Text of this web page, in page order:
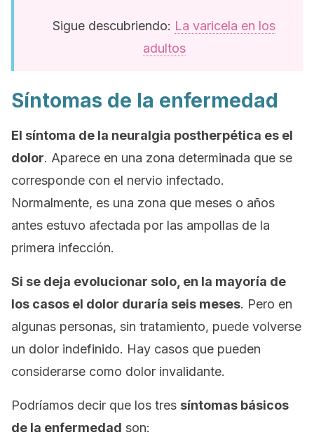
Sigue descubriendo: La varicela en los
adultos
Síntomas de la enfermedad
El síntoma de la neuralgia postherpética es el
dolor. Aparece en una zona determinada que se
corresponde con el nervio infectado.
Normalmente, es una zona que meses o años
antes estuvo afectada por las ampollas de la
primera infección.
Si se deja evolucionar solo, en la mayoría de
los casos el dolor duraría seis meses. Pero en
algunas personas, sin tratamiento, puede volverse
un dolor indefinido. Hay casos que pueden
considerarse como dolor invalidante.
Podríamos decir que los tres síntomas básicos
de la enfermedad son: